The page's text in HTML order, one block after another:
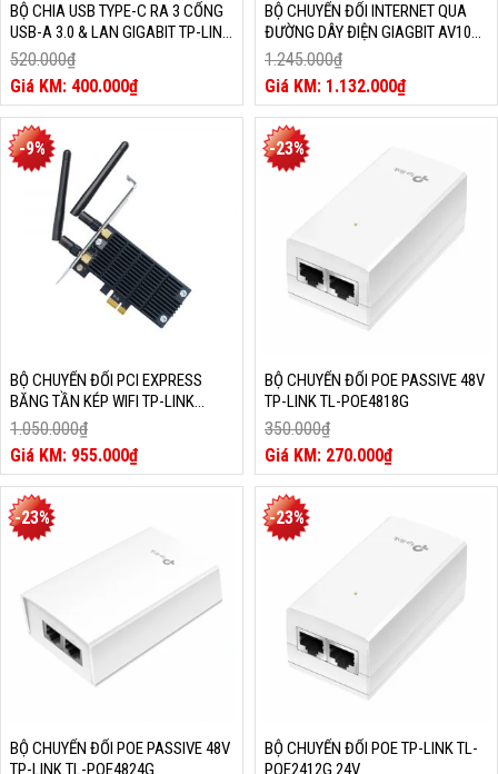
BỘ CHIA USB TYPE-C RA 3 CỔNG
USB-A 3.0 & LAN GIGABIT TP-LINK
UE330C
520.000₫
Giá
gốc
là:
520.000₫.
400.000₫
Giá
hiện
tại
là:
400.000₫.
BỘ CHUYỂN ĐỔI INTERNET QUA
ĐƯỜNG DÂY ĐIỆN GIAGBIT AV1000
TL PA7017 KIT
1.245.000₫
Giá
gốc
là:
1.245.000₫.
1.132.000₫
Giá
hiện
tại
là:
-9%
BỘ CHUYỂN ĐỔI PCI EXPRESS
BĂNG TẦN KÉP WIFI TP-LINK
AC1300 ARCHER T6E
1.050.000₫
Giá
gốc
là:
1.050.000₫.
955.000₫
Giá
hiện
tại
là:
-23%
BỘ CHUYỂN ĐỔI POE PASSIVE 48V
TP-LINK TL-POE4818G
350.000₫
Giá
gốc
là:
350.000₫.
270.000₫
Giá
hiện
tại
là:
-23%
BỘ CHUYỂN ĐỔI POE PASSIVE 48V
TP-LINK TL-POE4824G
-23%
BỘ CHUYỂN ĐỔI POE TP-LINK TL-
POE2412G 24V